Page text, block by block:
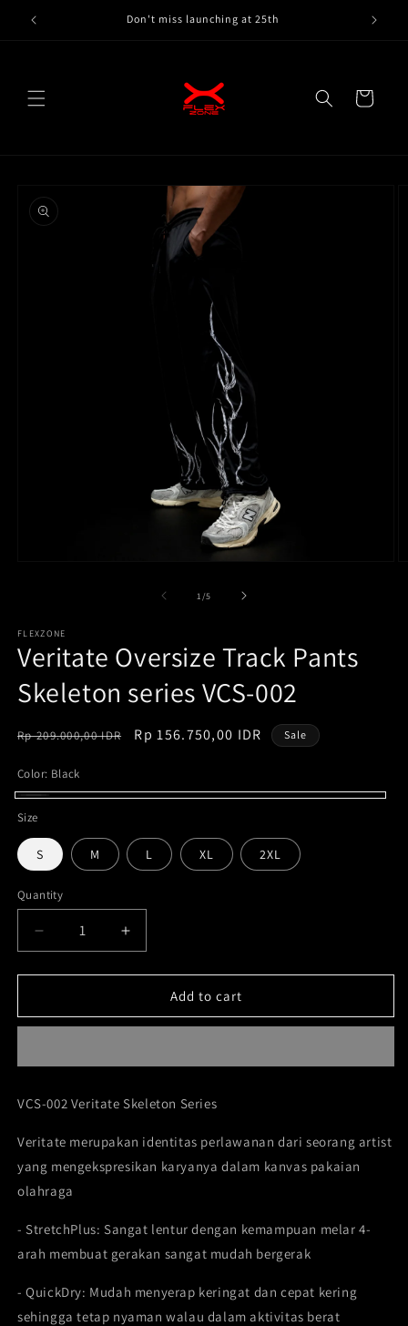
Skip to
content
Don't miss launching at 25th
Cart
product
information
1 /of
5
FLEXZONE
Veritate Oversize Track Pants
Skeleton series VCS-002
Regular
Rp 209.000,00 IDR
Sale
Rp 156.750,00 IDR Sale
Color: Black
Size
S M L XL 2XL
Quantity
Decrease
quantity
for
Oversize
Skeleton
VCS-
Increase
quantity
for
Veritate
Oversize
Skeleton
VCS-
Add to cart
VCS-002 Veritate Skeleton Series
Veritate merupakan identitas perlawanan dari seorang artist
yang mengekspresikan karyanya dalam kanvas pakaian
olahraga
- StretchPlus: Sangat lentur dengan kemampuan melar 4-
arah membuat gerakan sangat mudah bergerak
- QuickDry: Mudah menyerap keringat dan cepat kering
sehingga tetap nyaman walau dalam aktivitas berat